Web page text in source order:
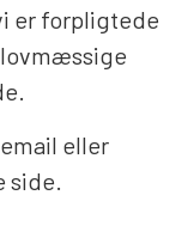
er forpligtede
eller
side.